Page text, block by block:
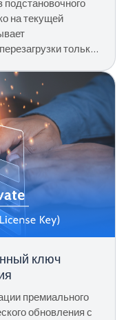
на текущей
только
ключ
премиального
обновления с